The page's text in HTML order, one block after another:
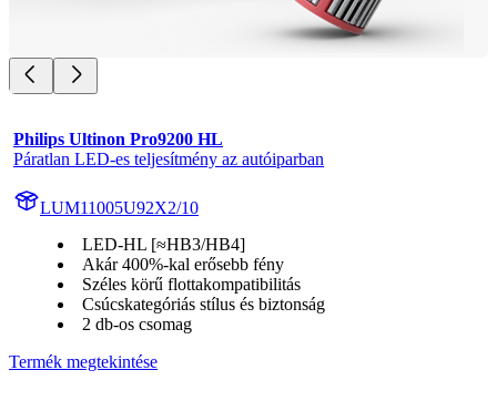
Philips Ultinon Pro9200 HL
Páratlan LED-es teljesítmény az autóiparban
LUM11005U92X2/10
LED-HL [≈HB3/HB4]
Akár 400%-kal erősebb fény
Széles körű flottakompatibilitás
Csúcskategóriás stílus és biztonság
2 db-os csomag
Termék megtekintése